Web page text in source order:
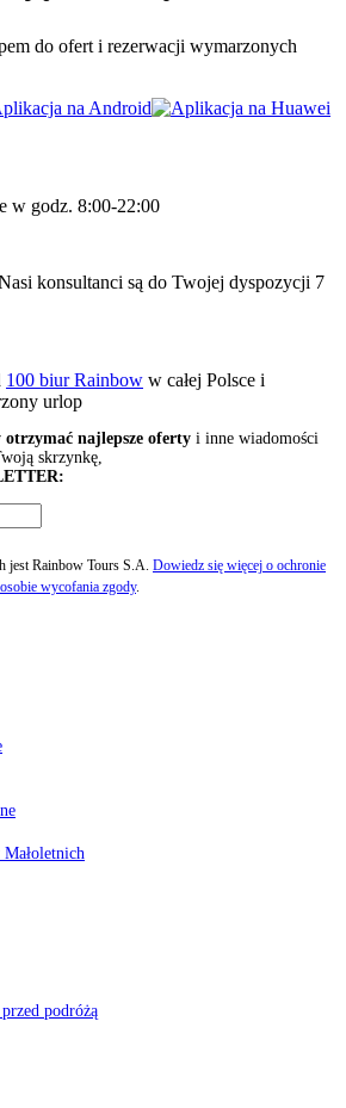
do ofert i rezerwacji wymarzonych
w godz. 8:00-22:00
konsultanci są do Twojej dyspozycji 7
100 biur Rainbow w całej Polsce i
urlop
otrzymać najlepsze oferty i inne wiadomości
skrzynkę,
jest Rainbow Tours S.A. Dowiedz się więcej o ochronie
wycofania zgody.
podróżą